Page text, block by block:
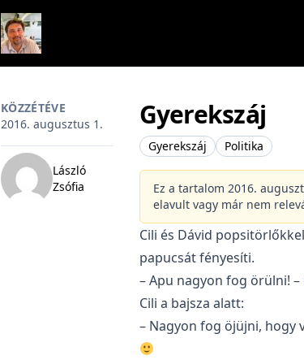
KÖZZÉTÉVE
2016. augusztus 1.
László
Zsófia
Gyerekszáj
Gyerekszáj Politika
Ez a tartalom 2016.
elavult vagy már nem
Cili és Dávid
papucsát fényesíti.
– Apu nagyon fog örülni!
Cili a bajsza alatt:
– Nagyon fog öjüjni, hogy